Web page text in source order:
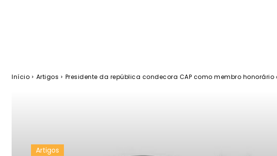
Início Artigos Presidente da república condecora CAP como membro honorário
Artigos